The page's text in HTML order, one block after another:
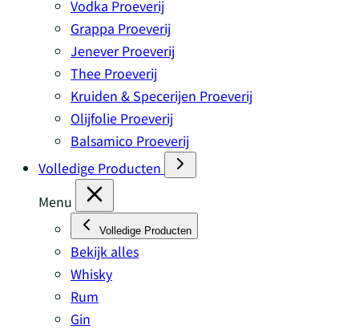
Vodka Proeverij
Grappa Proeverij
Jenever Proeverij
Thee Proeverij
Kruiden & Specerijen Proeverij
Olijfolie Proeverij
Balsamico Proeverij
Volledige Producten
Menu
Volledige Producten
Bekijk alles
Whisky
Rum
Gin